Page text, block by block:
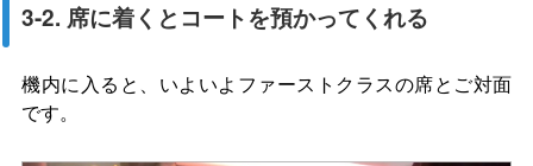
3-2. 席に着くとコートを預かってくれる
機内に入ると、いよいよファーストクラスの席とご対面
です。